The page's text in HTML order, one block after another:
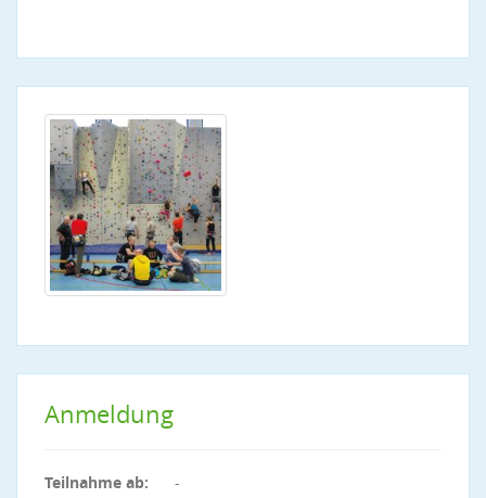
Anmeldung
Teilnahme ab:
-